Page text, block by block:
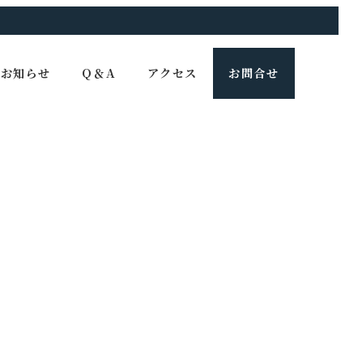
お知らせ Q＆A アクセス お問合せ